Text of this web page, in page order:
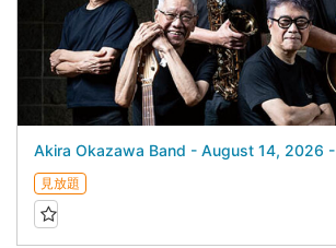
Akira Okazawa Band - August 14, 2026 -
見放題